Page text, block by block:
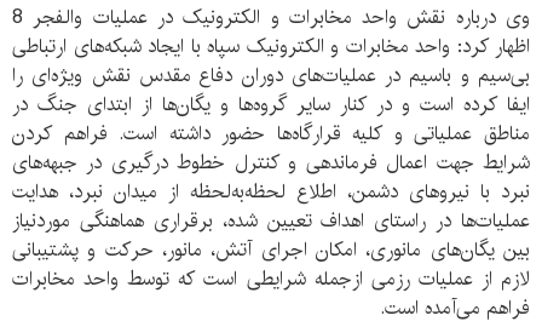
وی درباره نقش واحد مخابرات و الکترونیک در عملیات والفجر 8
اظهار کرد: واحد مخابرات و الکترونیک سپاه با ایجاد شبکه‌های ارتباطی
بی‌سیم و باسیم در عملیات‌های دوران دفاع مقدس نقش ویژه‌ای را
ایفا کرده است و در کنار سایر گروه‌ها و یگان‌ها از ابتدای جنگ در
مناطق عملیاتی و کلیه قرارگاه‌ها حضور داشته است. فراهم کردن
شرایط جهت اعمال فرماندهی و کنترل خطوط درگیری در جبهه‌های
نبرد با نیروهای دشمن، اطلاع لحظه‌به‌لحظه از میدان نبرد، هدایت
عملیات‌ها در راستای اهداف تعیین شده، برقراری هماهنگی موردنیاز
بین یگان‌های مانوری، امکان اجرای آتش، مانور، حرکت و پشتیبانی
لازم از عملیات رزمی ازجمله شرایطی است که توسط واحد مخابرات
فراهم می‌آمده است.